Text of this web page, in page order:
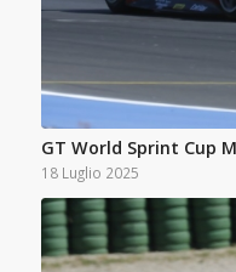
GT World Sprint Cup
18 Luglio 2025